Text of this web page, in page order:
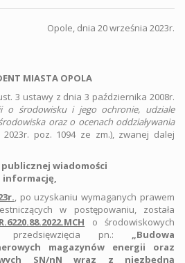
Opole, dnia 20 września 2023r.
MIASTA OPOLA
3 ustawy z dnia 3 października 2008r.
o środowisku i jego ochronie, udziale
oraz o ocenach oddziaływania
poz. 1094 ze zm.), zwanej dalej
wiadomości
informację,
, po uzyskaniu wymaganych prawem
w postępowaniu, została
o środowiskowych
przedsięwzięcia pn.: „Budowa
magazynów energii oraz
SN/nN wraz z niezbędną